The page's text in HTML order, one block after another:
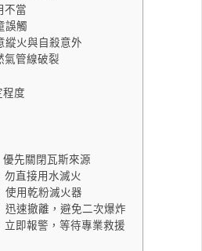
不當
誤觸
縱火與自殺意外
氣管線破裂
程度
先關閉瓦斯來源
勿直接用水滅火
使用乾粉滅火器
迅速撤離，避免二次爆炸
立即報警，等待專業救援